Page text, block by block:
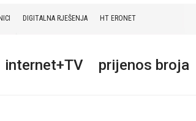
DIGITALNA RJEŠENJA HT ERONET
internet+TV prijenos broja